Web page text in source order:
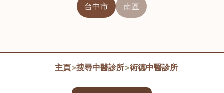
台中市 南區
主頁>搜尋中醫診所>術德中醫診所